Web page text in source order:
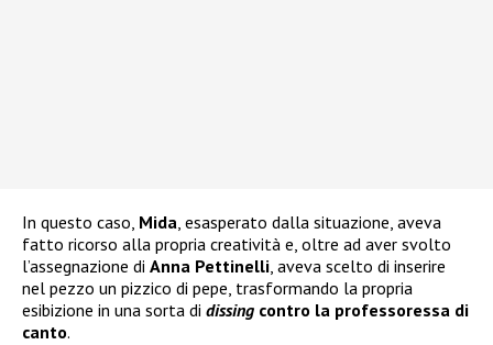
In questo caso, Mida, esasperato dalla situazione, aveva
fatto ricorso alla propria creatività e, oltre ad aver svolto
l’assegnazione di Anna Pettinelli, aveva scelto di inserire
nel pezzo un pizzico di pepe, trasformando la propria
esibizione in una sorta di dissing contro la professoressa di
canto.